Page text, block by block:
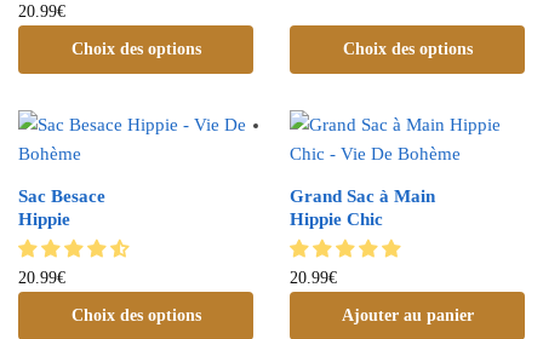
20.99€
Choix des options Choix des options
Sac Besace
Hippie
20.99€
Choix des options
Grand Sac à Main
Hippie Chic
20.99€
Ajouter au panier